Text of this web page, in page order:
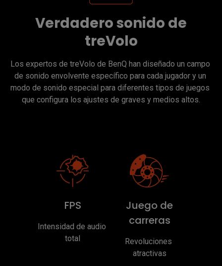
Verdadero sonido de
treVolo
Los expertos de treVolo de BenQ han diseñado un campo
de sonido envolvente específico para cada jugador y un
modo de sonido especial para diferentes tipos de juegos
que configura los ajustes de graves y medios altos.
FPS
Intensidad de audio
total
Juego de
carreras
Revoluciones
atractivas